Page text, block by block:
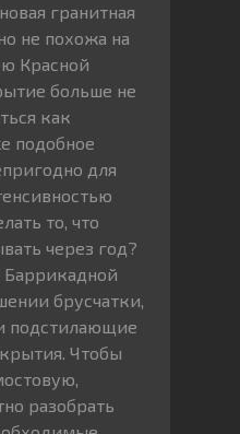
гранитная
не похожа на
Красной
больше не
как
подобное
для
то, что
через год?
Баррикадной
брусчатки,
подстилающие
Чтобы
разобрать